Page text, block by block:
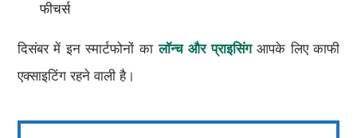
फीचर्स
दिसंबर में इन स्मार्टफोनों कालॉन्च और प्राइसिंगआपके लिए काफी
एक्साइटिंग रहने वाली है।